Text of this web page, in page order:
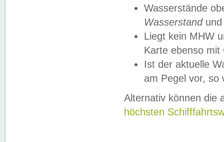
Wasserstände
Wasserstandund
Liegt kein MHW
Karte ebenso mit
Ist der aktuelle
am Pegel vor,
Alternativ können die
höchsten